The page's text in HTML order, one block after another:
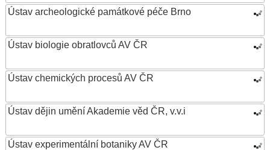
Ústav archeologické památkové péče Brno
Ústav biologie obratlovců AV ČR
Ústav chemických procesů AV ČR
Ústav dějin umění Akademie věd ČR, v.v.i
Ústav experimentální botaniky AV ČR